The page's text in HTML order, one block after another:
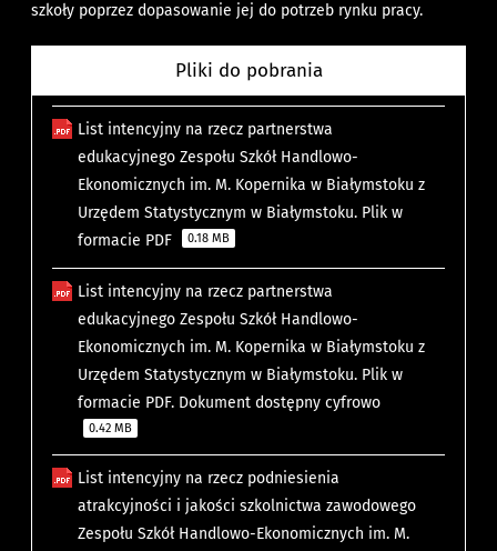
szkoły poprzez dopasowanie jej do potrzeb rynku pracy.
Pliki do pobrania
List intencyjny na rzecz partnerstwa
edukacyjnego Zespołu Szkół Handlowo-
Ekonomicznych im. M. Kopernika w Białymstoku z
Urzędem Statystycznym w Białymstoku. Plik w
formacie PDF
0.18 MB
List intencyjny na rzecz partnerstwa
edukacyjnego Zespołu Szkół Handlowo-
Ekonomicznych im. M. Kopernika w Białymstoku z
Urzędem Statystycznym w Białymstoku. Plik w
formacie PDF. Dokument dostępny cyfrowo
0.42 MB
List intencyjny na rzecz podniesienia
atrakcyjności i jakości szkolnictwa zawodowego
Zespołu Szkół Handlowo-Ekonomicznych im. M.